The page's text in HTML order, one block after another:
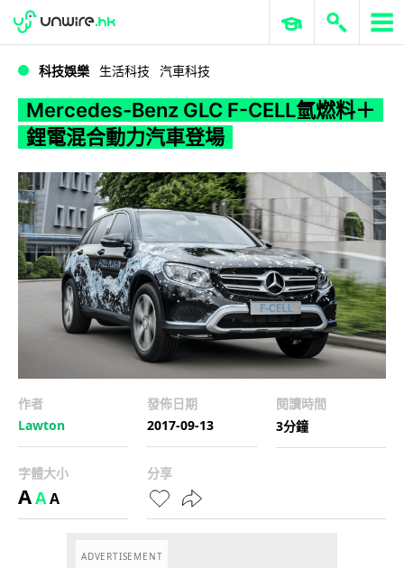
WWDC 2026 ERP 與商業 AI
科技娛樂 生活科技 汽車科技
Mercedes-Benz GLC F-CELL氫燃料＋
鋰電混合動力汽車登場
作者
Lawton
發佈日期
2017-09-13
閱讀時間
3分鐘
字體大小
AAA
分享
ADVERTISEMENT